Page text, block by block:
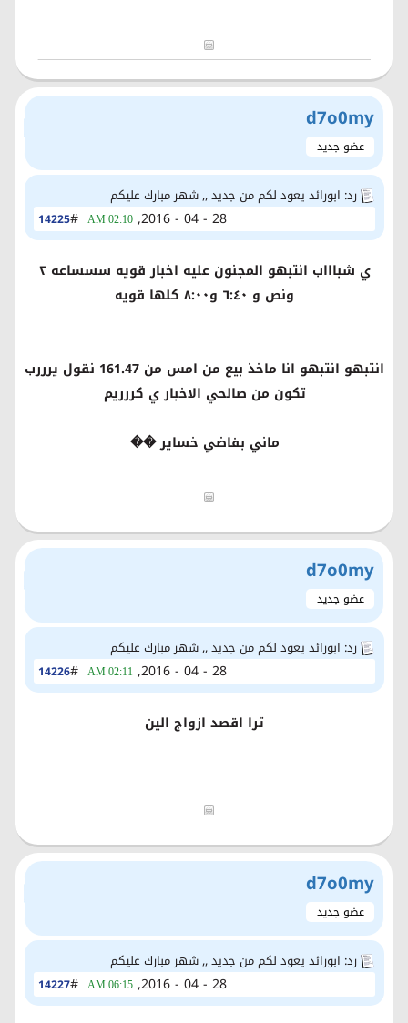
d7o0my
عضو جديد
رد: ابورائد يعود لكم من جديد ,, شهر مبارك عليكم
14225# 28 - 04 - 2016,
02:10 AM
ي شباااب انتبهو المجنون عليه اخبار قويه سسساعه ٢
ونص و ٦:٤٠ و٨:٠٠ كلها قويه
انتبهو انتبهو انا ماخذ بيع من امس من 161.47 نقول يرررب
تكون من صالحي الاخبار ي كررريم
ماني بفاضي خساير ��
d7o0my
عضو جديد
رد: ابورائد يعود لكم من جديد ,, شهر مبارك عليكم
14226# 28 - 04 - 2016,
02:11 AM
ترا اقصد ازواج الين
d7o0my
عضو جديد
رد: ابورائد يعود لكم من جديد ,, شهر مبارك عليكم
14227# 28 - 04 - 2016,
06:15 AM